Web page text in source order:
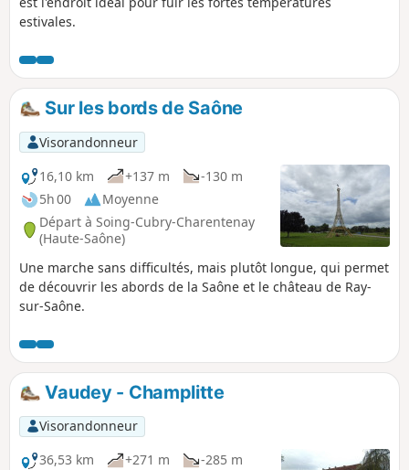
possède un patrimoine protégé qui
témoigne des différentes périodes de
estivales.
Sur les bords de Saône
Visorandonneur
16,10 km
+137 m
-130 m
5h 00
Moyenne
Départ à Soing-Cubry-Charentenay
(Haute-Saône)
Une marche sans difficultés, mais plutôt longue, qui permet
de découvrir les abords de la Saône et le château de Ray-
sur-Saône.
Vaudey - Champlitte
Visorandonneur
36,53 km
+271 m
-285 m